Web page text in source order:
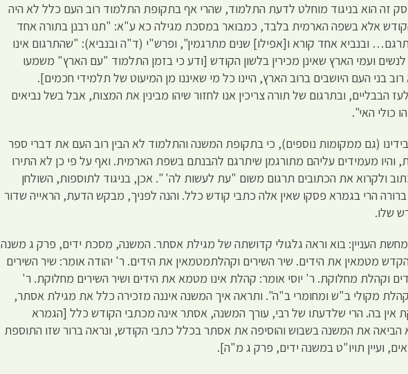
זה הוא בניגוד מוחלט לדעת התלמוד, שהרי אף בתקופת התלמוד רוב העם כלל לא היה
אלא בשפה הארמית בלבד, כמבואר במסכת מגילה כא ע"א: "תנו רבנן בתורה אחד
ובנביא אחד קורא ו[אפילו] שנים מתרגמין", ופרש"י (ד"ה ובנביא): "שהתרגום אינו
ועמי הארץ שאינן מכירין בלשון הקודש [ודע כי בזמן התלמוד "עם הארץ" משמעו
בני העם היושבים ברוב הארץ, היינו כל מי שאיננו מן המיעוט של תלמידי חכמים].
הבבליים, ובתרגום של תורה צריכין אנו לחזור שיהו מבינין את המצות, אבל בשל נביאים
כולי האי".
(גם ממקומות נוספים), כי בתקופת המשנה והתלמוד לא הבין רוב העם את דברי ספר
והיו מעמידים עליהם מתורגמן שיתרגם להבנתם בשפת הארמית. ואף על פי כן לא התירו
ולקרוא את הכתובים תרגום משום "עת לעשות לה' ". אכן, בניגוד לתוספות, השולחן
הרי בגמרא פסקו שאין אלה כתבי קודש כלל. והנה לפניך, מבקש הדעת, הראייה שדור
שלו.
העניין: בוא וראה גלגולי קדושתה של מגילת אסתר. המשנה, מסכת ידים, פרק ג משנה
מטמאין את הידים. שיר השירים וקהלתמטמאין את הידים. ר' יהודה אומר: שיר השירים
וקהלת מחלוקת. ר' יוסי אומר: קהלת אינו מטמא את הידים ושיר השירים מחלוקת. ר'
מקולי ב"ש ומחומרי ב"ה". ותראה איך המשנה איננה מזכירה כלל את מגילת אסתר,
אין בה. הרי שלדעתו של רבי, עורך המשנה, אסתר אינה מכתבי הקודש כלל [הגמרא
הביאה את המשנה בשבוש והוסיפה את אסתר בכלל כתבי הקודש, ונראה ברור שזו התוספת
ועיין תויו"ט במשנה ידים, פרק ג מ"ה].